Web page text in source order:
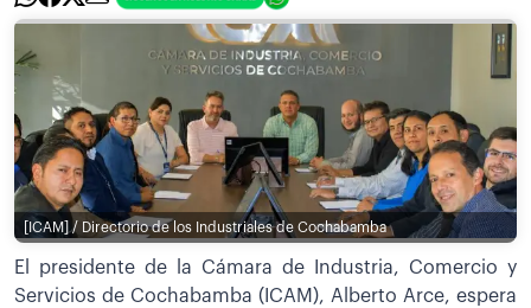
[ICAM] / Directorio de los Industriales de Cochabamba
El presidente de la Cámara de Industria, Comercio y
Servicios de Cochabamba (ICAM), Alberto Arce, espera